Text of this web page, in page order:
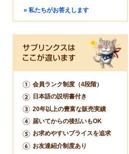
» 私たちがお答えします
会員ランク制度（4段階）
日本語の説明書付き
20年以上の豊富な販売実績
届いてからの後払いもOK
お求めやすいプライスを追求
お友達紹介制度あり